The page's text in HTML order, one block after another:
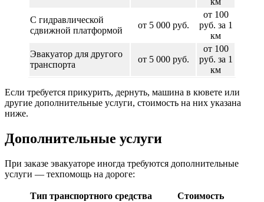
С гидравлической
сдвижной платформой
от 5 000 руб.
от 100
руб. за 1
км
Эвакуатор для другого
транспорта
от 5 000 руб.
от 100
руб. за 1
км
Если требуется прикурить, дернуть, машина в кювете или
другие дополнительные услуги, стоимость на них указана
ниже.
Дополнительные услуги
При заказе эвакуаторе иногда требуются дополнительные
услуги — техпомощь на дороге:
Тип транспортного средства
Стоимость